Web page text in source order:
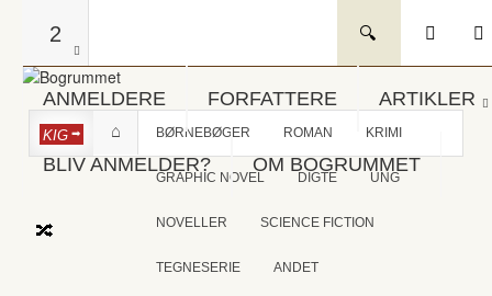
2
ANMELDERE FORFATTERE ARTIKLER
BLIV ANMELDER? OM BOGRUMMET
KIG BØRNEBØGER ROMAN KRIMI
GRAPHIC NOVEL DIGTE UNG
NOVELLER SCIENCE FICTION
TEGNESERIE ANDET